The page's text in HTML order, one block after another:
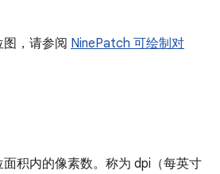
，请参阅 NinePatch 可绘制对
积内的像素数。称为 dpi（每英寸